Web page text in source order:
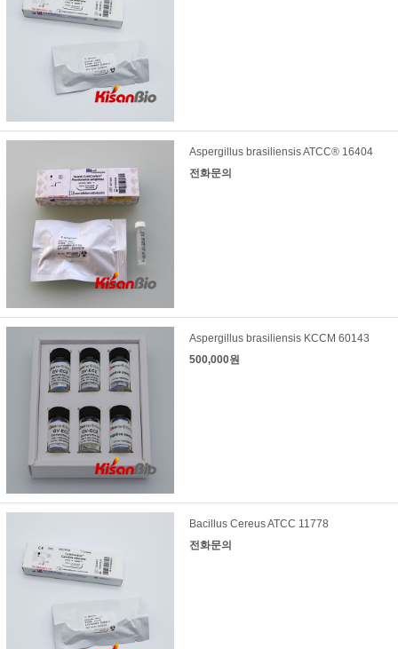
Aspergillus brasiliensis ATCC® 16404
전화문의
Aspergillus brasiliensis KCCM 60143
500,000원
Bacillus Cereus ATCC 11778
전화문의